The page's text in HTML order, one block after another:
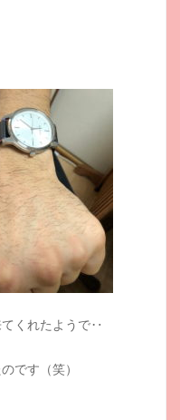
てくれたようで‥
です（笑）